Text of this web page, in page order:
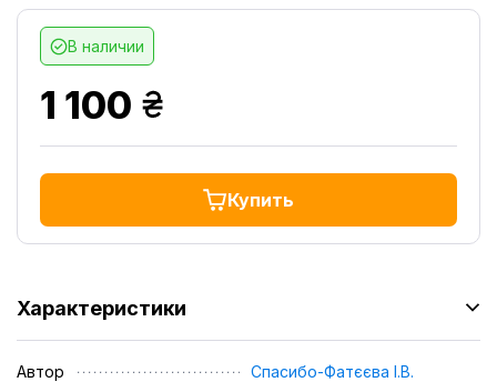
В наличии
1 100 грн.
Купить
Характеристики
Автор
Спасибо-Фатєєва І.В.